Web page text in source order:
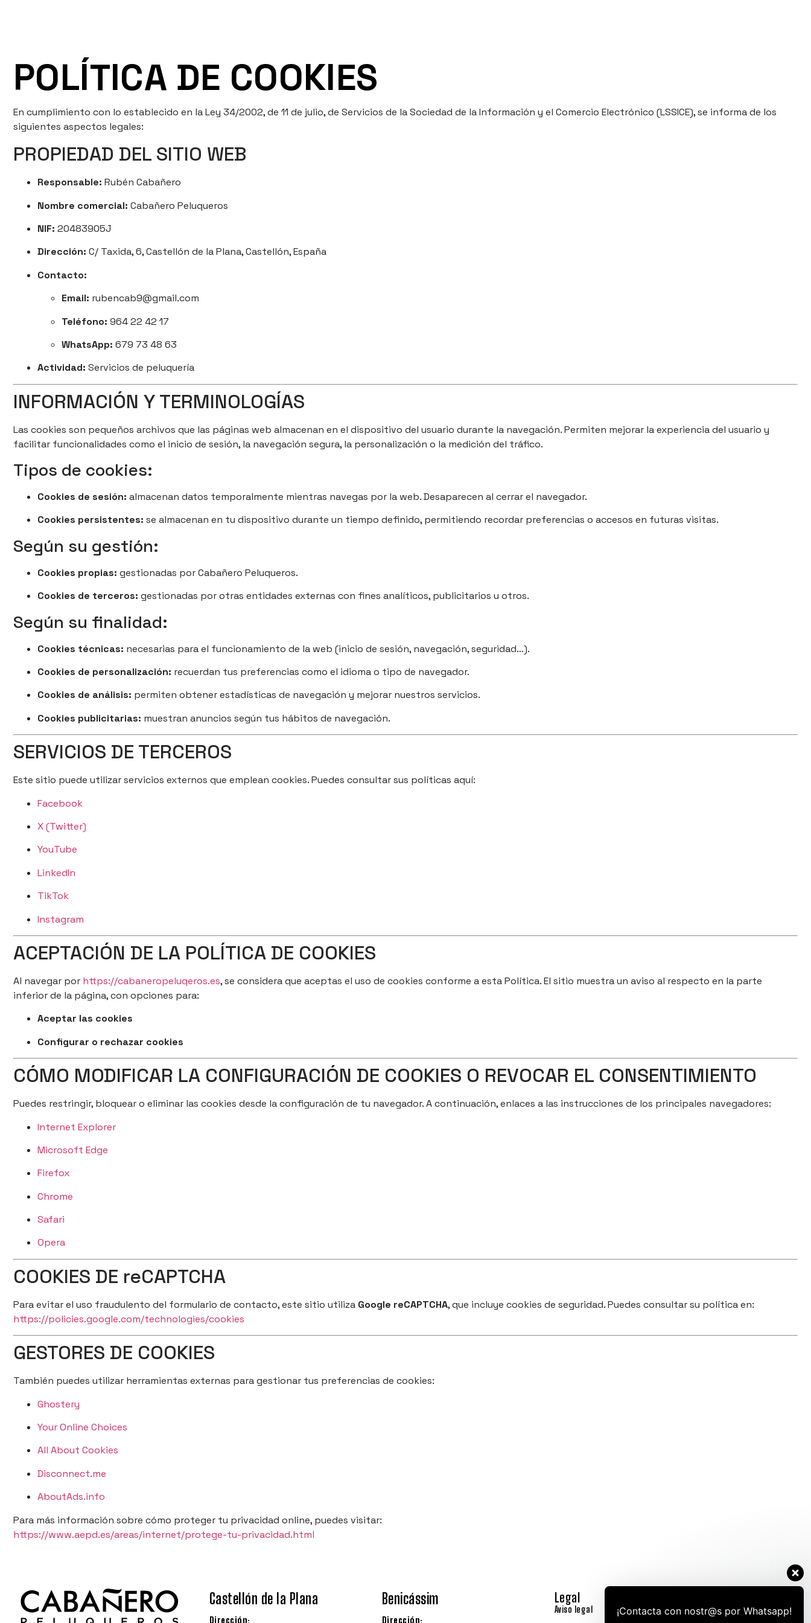
POLÍTICA DE COOKIES
En cumplimiento con lo establecido en la Ley 34/2002, de 11 de julio, de Servicios de la Sociedad de la Información y el Comercio Electrónico (LSSICE), se informa de los
siguientes aspectos legales:
PROPIEDAD DEL SITIO WEB
Responsable: Rubén Cabañero
Nombre comercial: Cabañero Peluqueros
NIF: 20483905J
Dirección: C/ Taxida, 6, Castellón de la Plana, Castellón, España
Contacto:
Email: rubencab9@gmail.com
Teléfono: 964 22 42 17
WhatsApp: 679 73 48 63
Actividad: Servicios de peluquería
INFORMACIÓN Y TERMINOLOGÍAS
Las cookies son pequeños archivos que las páginas web almacenan en el dispositivo del usuario durante la navegación. Permiten mejorar la experiencia del usuario y
facilitar funcionalidades como el inicio de sesión, la navegación segura, la personalización o la medición del tráfico.
Tipos de cookies:
Cookies de sesión: almacenan datos temporalmente mientras navegas por la web. Desaparecen al cerrar el navegador.
Cookies persistentes: se almacenan en tu dispositivo durante un tiempo definido, permitiendo recordar preferencias o accesos en futuras visitas.
Según su gestión:
Cookies propias: gestionadas por Cabañero Peluqueros.
Cookies de terceros: gestionadas por otras entidades externas con fines analíticos, publicitarios u otros.
Según su finalidad:
Cookies técnicas: necesarias para el funcionamiento de la web (inicio de sesión, navegación, seguridad…).
Cookies de personalización: recuerdan tus preferencias como el idioma o tipo de navegador.
Cookies de análisis: permiten obtener estadísticas de navegación y mejorar nuestros servicios.
Cookies publicitarias: muestran anuncios según tus hábitos de navegación.
SERVICIOS DE TERCEROS
Este sitio puede utilizar servicios externos que emplean cookies. Puedes consultar sus políticas aquí:
Facebook
X (Twitter)
YouTube
LinkedIn
TikTok
Instagram
ACEPTACIÓN DE LA POLÍTICA DE COOKIES
Al navegar por https://cabaneropeluqeros.es, se considera que aceptas el uso de cookies conforme a esta Política. El sitio muestra un aviso al respecto en la parte
inferior de la página, con opciones para:
Aceptar las cookies
Configurar o rechazar cookies
CÓMO MODIFICAR LA CONFIGURACIÓN DE COOKIES O REVOCAR EL CONSENTIMIENTO
Puedes restringir, bloquear o eliminar las cookies desde la configuración de tu navegador. A continuación, enlaces a las instrucciones de los principales navegadores:
Internet Explorer
Microsoft Edge
Firefox
Chrome
Safari
Opera
COOKIES DE reCAPTCHA
Para evitar el uso fraudulento del formulario de contacto, este sitio utiliza Google reCAPTCHA, que incluye cookies de seguridad. Puedes consultar su política en:
https://policies.google.com/technologies/cookies
GESTORES DE COOKIES
También puedes utilizar herramientas externas para gestionar tus preferencias de cookies:
Ghostery
Your Online Choices
All About Cookies
Disconnect.me
AboutAds.info
Para más información sobre cómo proteger tu privacidad online, puedes visitar:
https://www.aepd.es/areas/internet/protege-tu-privacidad.html
Castellón de la Plana
Dirección:
Benicássim
Dirección:
Legal
Aviso legal ¡Contacta con nostr@s por Whatsapp!